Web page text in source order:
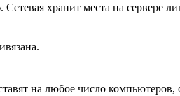
хранит места на сервере
на любое число